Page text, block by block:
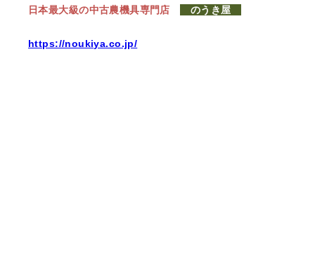
日本最大級の中古農機具専門店 のうき屋
https://noukiya.co.jp/